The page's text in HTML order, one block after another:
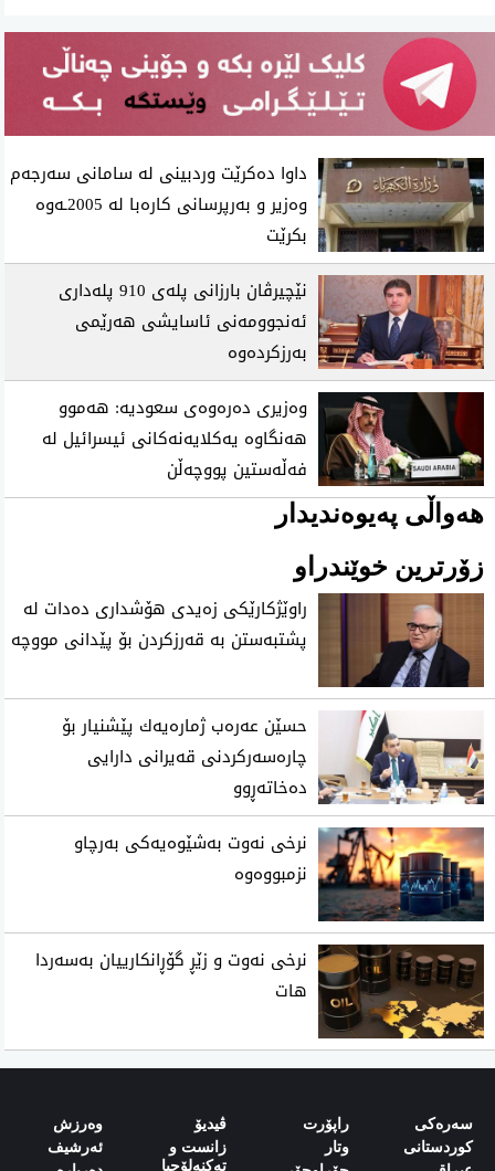
داوا دەکرێت وردبینی لە سامانی سەرجەم
وەزیر و بەرپرسانی کارەبا لە 2005ـەوە
بکرێت
نێچیرڤان بارزانی پلەی 910 پلەداری
ئەنجوومەنی ئاسایشی هەرێمی
بەرزکردەوە
وەزیری دەرەوەی سعودیە: هەموو
هەنگاوە یەکلایەنەکانی ئیسرائیل لە
فەڵەستین پووچەڵن
هەواڵی پەیوەندیدار
زۆرترین خوێندراو
راوێژكارێكی زه‌یدی‌ هۆشداری ده‌دات له‌
پشتبه‌ستن به‌ قه‌رزكردن بۆ پێدانی مووچه‌
حسێن عه‌ره‌ب ژماره‌یه‌ك پێشنیار بۆ
چاره‌سه‌ركردنی‌ قه‌یرانی‌ دارایی
ده‌خاته‌ڕوو
نرخی‌ نه‌وت به‌شێوه‌یه‌كی‌ به‌رچاو
نزمبووه‌وه‌
نرخی نه‌وت و زێڕ گۆڕانكارییان به‌سه‌ردا
هات
سەرەکی
کوردستانی
راپۆرت
وتار
ڤیدیۆ
زانست و
تەکنەلۆجیا
وەرزش‌
ئەرشیف